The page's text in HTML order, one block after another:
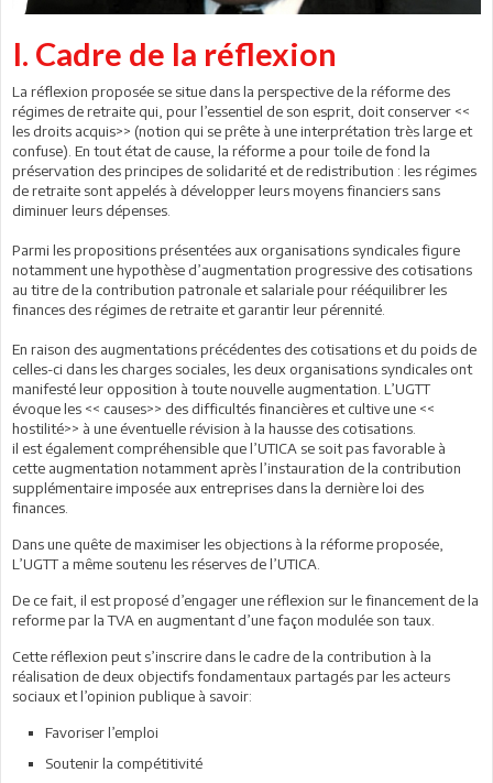
I. Cadre de la réflexion
La réflexion proposée se situe dans la perspective de la réforme des
régimes de retraite qui, pour l’essentiel de son esprit, doit conserver <<
les droits acquis>> (notion qui se prête à une interprétation très large et
confuse). En tout état de cause, la réforme a pour toile de fond la
préservation des principes de solidarité et de redistribution : les régimes
de retraite sont appelés à développer leurs moyens financiers sans
diminuer leurs dépenses.
Parmi les propositions présentées aux organisations syndicales figure
notamment une hypothèse d’augmentation progressive des cotisations
au titre de la contribution patronale et salariale pour rééquilibrer les
finances des régimes de retraite et garantir leur pérennité.
En raison des augmentations précédentes des cotisations et du poids de
celles-ci dans les charges sociales, les deux organisations syndicales ont
manifesté leur opposition à toute nouvelle augmentation. L’UGTT
évoque les << causes>> des difficultés financières et cultive une <<
hostilité>> à une éventuelle révision à la hausse des cotisations.
il est également compréhensible que l’UTICA se soit pas favorable à
cette augmentation notamment après l’instauration de la contribution
supplémentaire imposée aux entreprises dans la dernière loi des
finances.
Dans une quête de maximiser les objections à la réforme proposée,
L’UGTT a même soutenu les réserves de l’UTICA.
De ce fait, il est proposé d’engager une réflexion sur le financement de la
reforme par la TVA en augmentant d’une façon modulée son taux.
Cette réflexion peut s’inscrire dans le cadre de la contribution à la
réalisation de deux objectifs fondamentaux partagés par les acteurs
sociaux et l’opinion publique à savoir:
Favoriser l’emploi
Soutenir la compétitivité